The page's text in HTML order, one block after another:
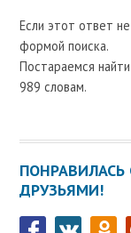
Если этот ответ
формой поиска.
Постараемся
989 словам.
ПОНРАВИЛАСЬ
ДРУЗЬЯМИ!